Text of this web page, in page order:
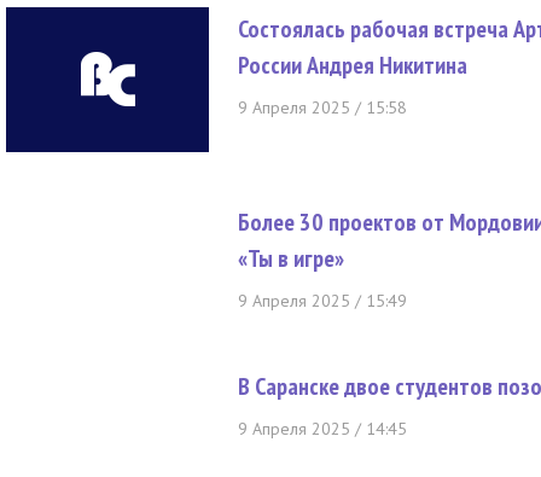
Состоялась рабочая встреча
России Андрея Никитина
9 Апреля 2025 / 15:58
Более 30 проектов от
«Ты в игре»
9 Апреля 2025 / 15:49
В Саранске двое студентов
9 Апреля 2025 / 14:45